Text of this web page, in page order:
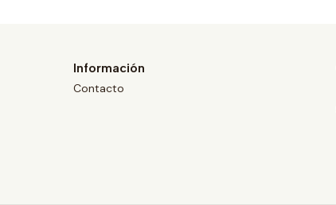
Información
Contacto